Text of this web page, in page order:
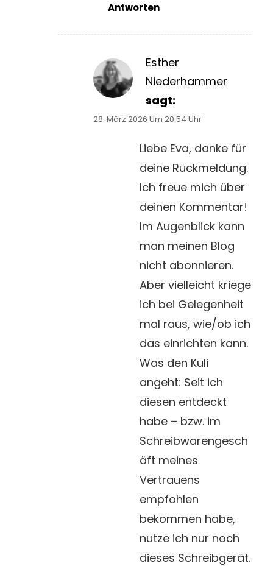
Antworten
Esther
Niederhammer
sagt:
28. März 2026 Um 20:54 Uhr
Liebe Eva, danke für
deine Rückmeldung.
Ich freue mich über
deinen Kommentar!
Im Augenblick kann
man meinen Blog
nicht abonnieren.
Aber vielleicht kriege
ich bei Gelegenheit
mal raus, wie/ob ich
das einrichten kann.
Was den Kuli
angeht: Seit ich
diesen entdeckt
habe – bzw. im
Schreibwarengesch
äft meines
Vertrauens
empfohlen
bekommen habe,
nutze ich nur noch
dieses Schreibgerät.